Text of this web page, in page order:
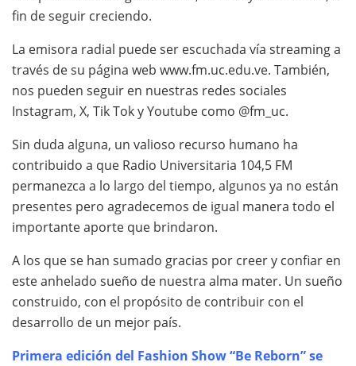
fin de seguir creciendo.
La emisora radial puede ser escuchada vía streaming a
través de su página web www.fm.uc.edu.ve. También,
nos pueden seguir en nuestras redes sociales
Instagram, X, Tik Tok y Youtube como @fm_uc.
Sin duda alguna, un valioso recurso humano ha
contribuido a que Radio Universitaria 104,5 FM
permanezca a lo largo del tiempo, algunos ya no están
presentes pero agradecemos de igual manera todo el
importante aporte que brindaron.
A los que se han sumado gracias por creer y confiar en
este anhelado sueño de nuestra alma mater. Un sueño
construido, con el propósito de contribuir con el
desarrollo de un mejor país.
Primera edición del Fashion Show “Be Reborn” se